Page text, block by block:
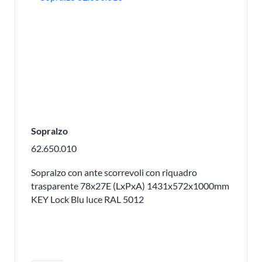
Sopralzo
62.650.010
Sopralzo con ante scorrevoli con riquadro
trasparente 78x27E (LxPxA) 1431x572x1000mm
KEY Lock Blu luce RAL 5012